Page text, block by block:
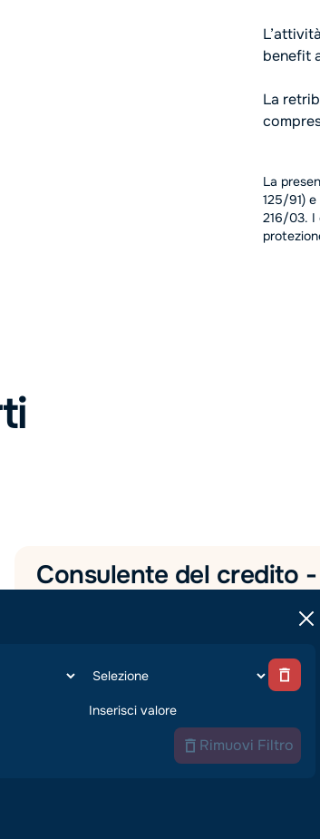
benefit
La
La
125/91)
216/03. I
Rimuovi Filtro
Consulente del credito -
Modalità di lavoro:In Sede